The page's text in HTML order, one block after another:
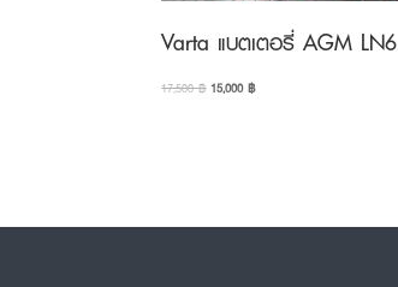
Varta แบตเตอรี่ AGM LN6
17,500฿Original
15,000฿Current